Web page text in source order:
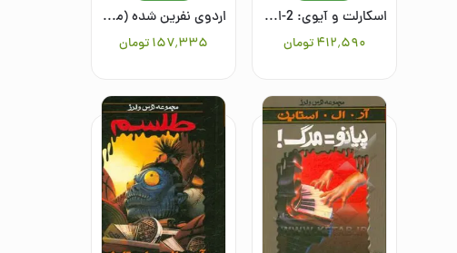
اسکارلت و آیوی: 2-اتاق پنهان
۴۱۲٬۵۹۰ تومان
اردوی نفرین شده (مجموعه ترس و لرز)
۱۵۷٬۳۳۵تومان